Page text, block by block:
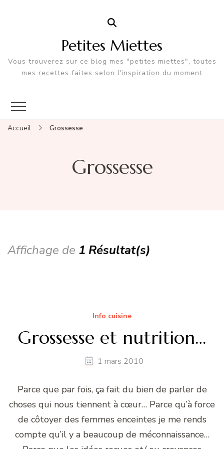
Petites Miettes
Vous trouverez sur ce blog mes "petites miettes", toutes
mes recettes faites selon l'inspiration du moment
Accueil Grossesse
Grossesse
Affichage de 1 Résultat(s)
Info cuisine
Grossesse et nutrition…
1 mars 2010
Parce que par fois, ça fait du bien de parler de
choses qui nous tiennent à cœur… Parce qu’à force
de côtoyer des femmes enceintes je me rends
compte qu’il y a beaucoup de méconnaissance…